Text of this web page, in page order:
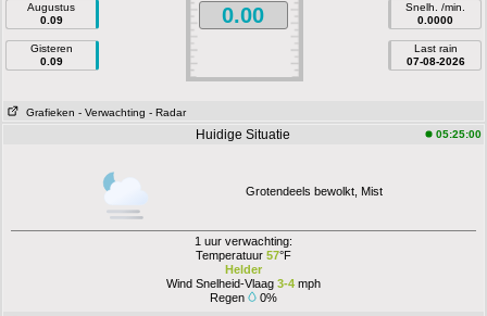
Augustus
0.09
Gisteren
0.09
0.00
Snelh. /min.
0.0000
Last rain
07-08-2026
Grafieken - Verwachting - Radar
Huidige Situatie 05:25:00
Grotendeels bewolkt, Mist
1 uur verwachting:
Temperatuur 57°F
Helder
Wind Snelheid-Vlaag 3-4mph
Regen
0%